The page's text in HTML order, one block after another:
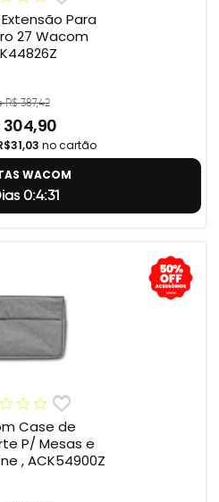
Para
27 Wacom
R$ 387,42
304,90
no cartão
WACOM
0:4:31
Case de
P/ Mesas e
, ACK54900Z